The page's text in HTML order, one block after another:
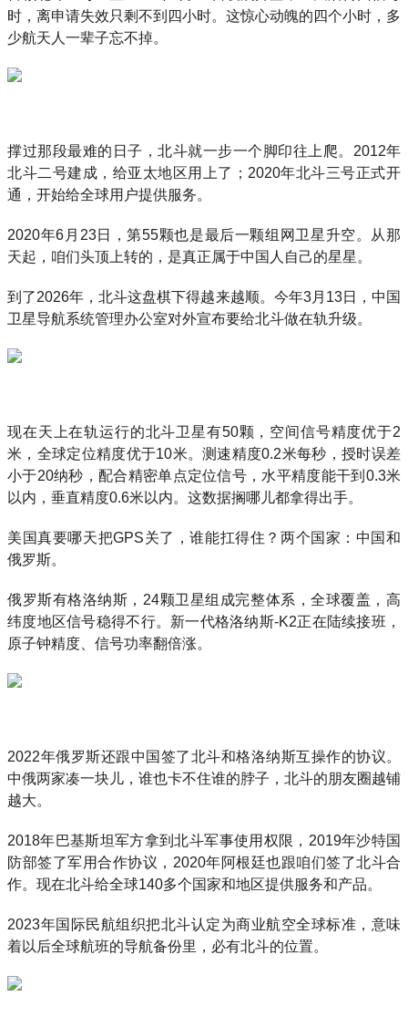
时，离申请失效只剩不到四小时。这惊心动魄的四个小时，多
少航天人一辈子忘不掉。
撑过那段最难的日子，北斗就一步一个脚印往上爬。2012年
北斗二号建成，给亚太地区用上了；2020年北斗三号正式开
通，开始给全球用户提供服务。
2020年6月23日，第55颗也是最后一颗组网卫星升空。从那
天起，咱们头顶上转的，是真正属于中国人自己的星星。
到了2026年，北斗这盘棋下得越来越顺。今年3月13日，中国
卫星导航系统管理办公室对外宣布要给北斗做在轨升级。
现在天上在轨运行的北斗卫星有50颗，空间信号精度优于2
米，全球定位精度优于10米。测速精度0.2米每秒，授时误差
小于20纳秒，配合精密单点定位信号，水平精度能干到0.3米
以内，垂直精度0.6米以内。这数据搁哪儿都拿得出手。
美国真要哪天把GPS关了，谁能扛得住？两个国家：中国和
俄罗斯。
俄罗斯有格洛纳斯，24颗卫星组成完整体系，全球覆盖，高
纬度地区信号稳得不行。新一代格洛纳斯-K2正在陆续接班，
原子钟精度、信号功率翻倍涨。
2022年俄罗斯还跟中国签了北斗和格洛纳斯互操作的协议。
中俄两家凑一块儿，谁也卡不住谁的脖子，北斗的朋友圈越铺
越大。
2018年巴基斯坦军方拿到北斗军事使用权限，2019年沙特国
防部签了军用合作协议，2020年阿根廷也跟咱们签了北斗合
作。现在北斗给全球140多个国家和地区提供服务和产品。
2023年国际民航组织把北斗认定为商业航空全球标准，意味
着以后全球航班的导航备份里，必有北斗的位置。